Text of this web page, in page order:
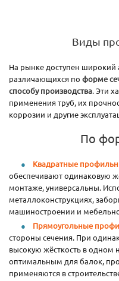
Виды
На рынке доступен
различающихся по форме
способу производства. Эти
применения труб, их
коррозии и другие
По
Квадратные
обеспечивают одинаковую
монтаже, универсальны.
металлоконструкциях,
машиностроении и
Прямоугольные
стороны сечения. При
высокую жёсткость в одном
оптимальным для балок,
применяются в